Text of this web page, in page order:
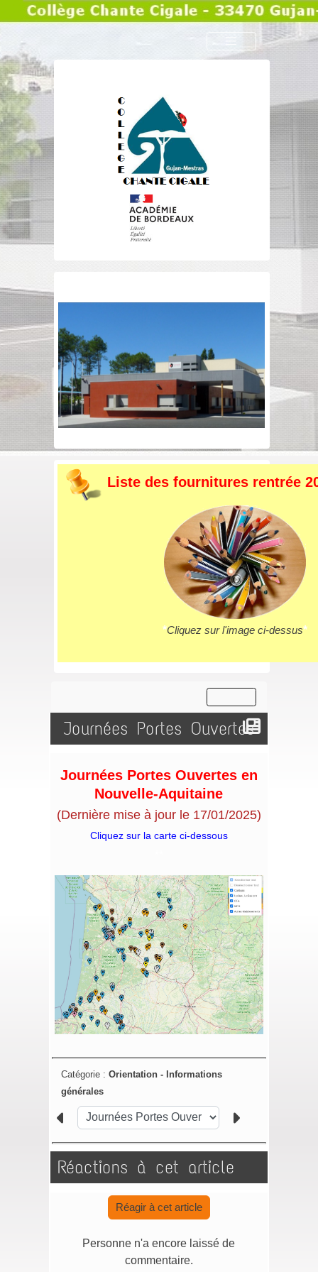
Liste des fournitures rentrée
*Cliquez sur l'image ci-dessus*
Journées Portes Ouvertes
Journées Portes Ouvertes en
Nouvelle-Aquitaine
(Dernière mise à jour le 17/01/2025)
Cliquez sur la carte ci-dessous
Catégorie :Orientation -Informations
générales
Réactions à cet article
Réagir à cet article
Personne n'a encore laissé de
commentaire.